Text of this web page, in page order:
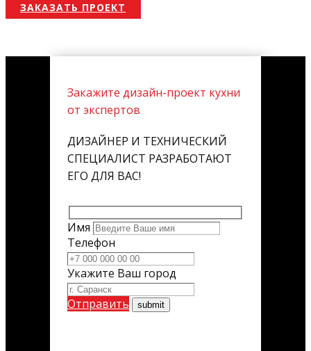
ЗАКАЗАТЬ ПРОЕКТ
Закажите дизайн-проект кухни
от экспертов
ДИЗАЙНЕР И ТЕХНИЧЕСКИЙ
СПЕЦИАЛИСТ РАЗРАБОТАЮТ
ЕГО ДЛЯ ВАС!
Имя
Телефон
Укажите Ваш город
Отправить